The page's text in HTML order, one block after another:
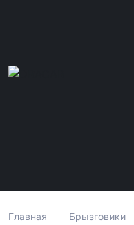
Главная Брызговики